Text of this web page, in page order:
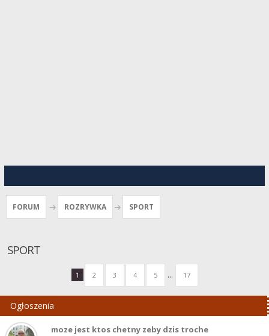
FORUM ROZRYWKA SPORT
SPORT
1 2 3 4 5 ... 17
Ogłoszenia
moze jest ktos chetny zeby dzis troche